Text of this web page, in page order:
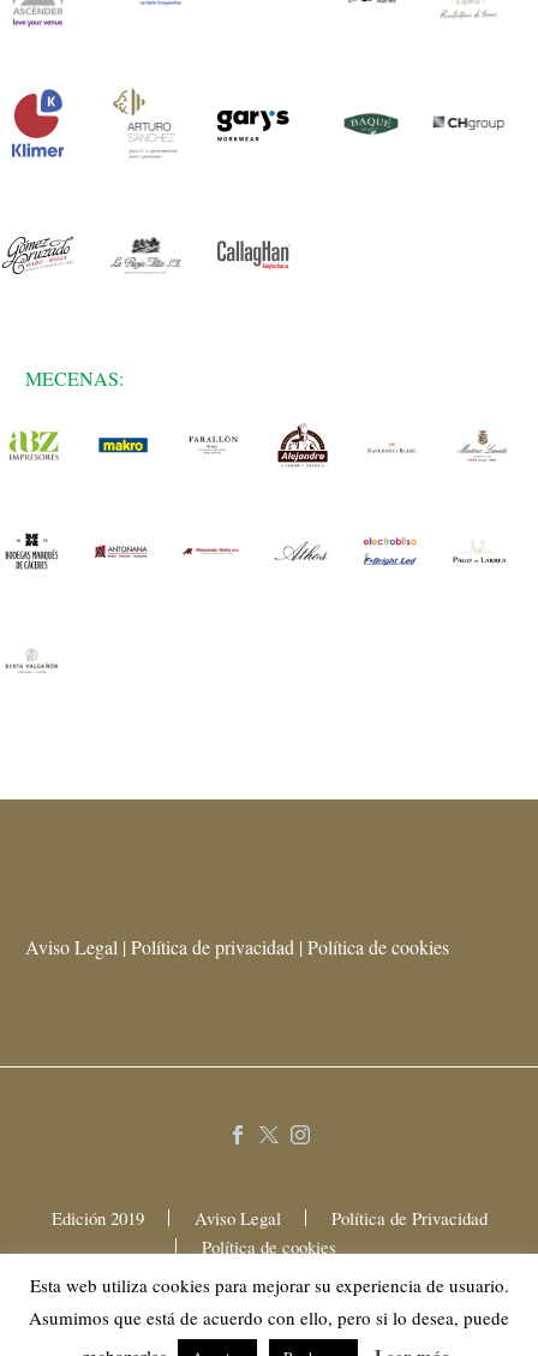
MECENAS:
Aviso Legal | Política de privacidad | Política de cookies
Edición 2019 Aviso Legal
Política de Privacidad
Política de cookies
2025 © Mama Festival Gastronómico
Esta web utiliza cookies para mejorar su experiencia de usuario.
Asumimos que está de acuerdo con ello, pero si lo desea, puede